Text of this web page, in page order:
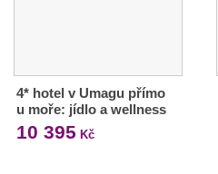
4* hotel v Umagu přímo
u moře: jídlo a wellness
10 395 Kč